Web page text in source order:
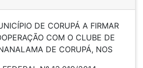
DE CORUPÁ A FIRMAR
COM O CLUBE DE
DE CORUPÁ, NOS